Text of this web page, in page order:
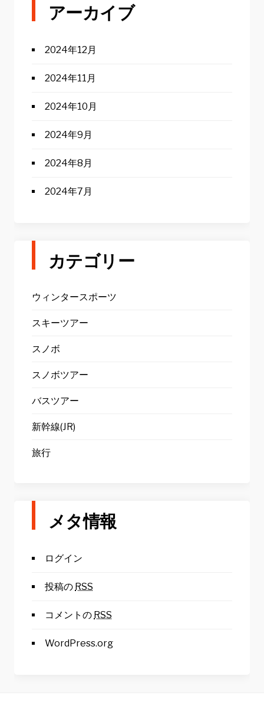
アーカイブ
2024年12月
2024年11月
2024年10月
2024年9月
2024年8月
2024年7月
カテゴリー
ウィンタースポーツ
スキーツアー
スノボ
スノボツアー
バスツアー
新幹線(JR)
旅行
メタ情報
ログイン
投稿の RSS
コメントの RSS
WordPress.org